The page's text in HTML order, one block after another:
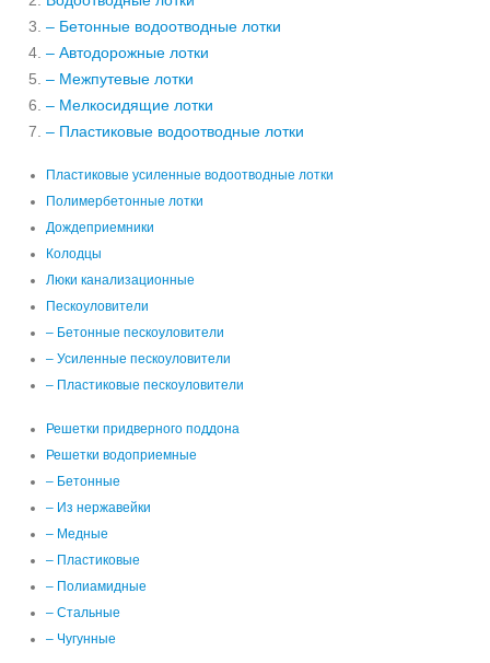
– Бетонные водоотводные лотки
– Автодорожные лотки
– Межпутевые лотки
– Мелкосидящие лотки
– Пластиковые водоотводные лотки
Пластиковые усиленные водоотводные лотки
Полимербетонные лотки
Дождеприемники
Колодцы
Люки канализационные
Пескоуловители
– Бетонные пескоуловители
– Усиленные пескоуловители
– Пластиковые пескоуловители
Решетки придверного поддона
Решетки водоприемные
– Бетонные
– Из нержавейки
– Медные
– Пластиковые
– Полиамидные
– Стальные
– Чугунные